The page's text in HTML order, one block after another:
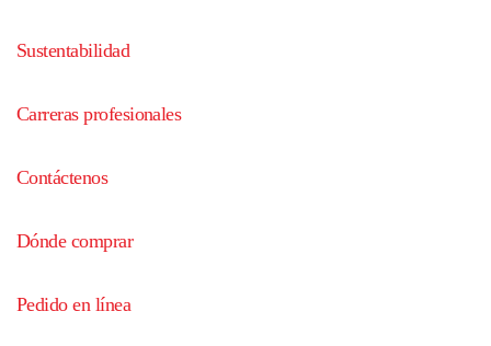
Sustentabilidad
Carreras profesionales
Contáctenos
Dónde comprar
Pedido en línea